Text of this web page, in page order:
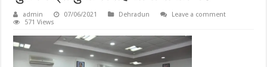
admin 07/06/2021 Dehradun
Leave a comment
571 Views